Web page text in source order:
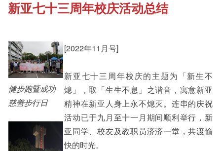
《新亚书院概览》
其他书院出版
新亚影集
影片库
Cultural Topics
Staff Engagement
Alumni Connections
新亚七十三周年校庆活动总结
健步跑暨成功
慈善步行日
[2022年11月号]
新亚七十三周年校庆的主题为「新生不
熄」，取「生生不息」之谐音，寓意新亚
精神在新亚人身上永不熄灭。连串的庆祝
活动已于九月至十一月期间顺利举行，新
亚同学、校友及教职员济济一堂，共渡愉
快的时光。